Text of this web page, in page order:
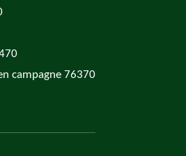
campagne 76370